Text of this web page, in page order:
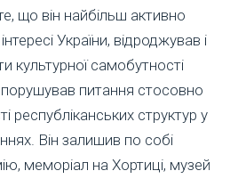
що він найбільш активно
України, відроджував і
культурної самобутності
порушував питання стосовно
республіканських структур у
Він залишив по собі
меморіал на Хортиці, музей